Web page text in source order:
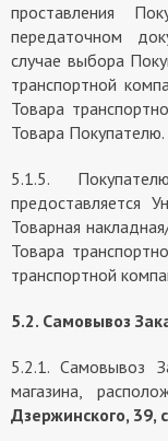
проставления
передаточном
случае выбора
транспортной
Товара
Товара Покупателю.
5.1.5.
предоставляется
Товарная
Товара
транспортной
5.2. Самовывоз
5.2.1. Самовывоз
магазина,
Дзержинского, 39,